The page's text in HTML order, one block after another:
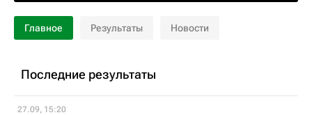
Главное Результаты Новости
Последние результаты
27.09, 15:20